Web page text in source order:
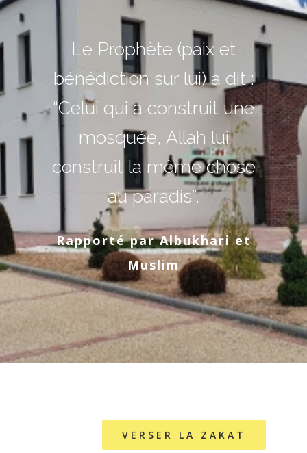
Le Prophète (paix et
bénédiction sur lui) a dit :
“Celui qui a construit une
mosquée, Allah lui
construit la même chose
au paradis”.
Rapporté par Albukhari et
Muslim
VERSER LA ZAKAT